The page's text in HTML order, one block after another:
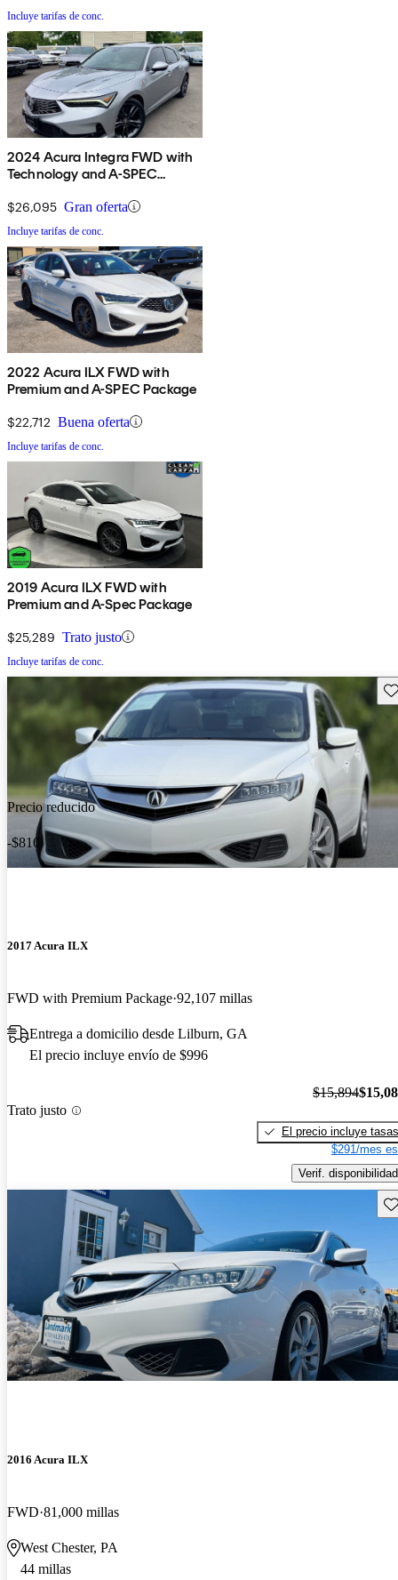
Incluye tarifas de conc.
2024 Acura Integra FWD with
Technology and A-SPEC
$26,095 Gran oferta
Incluye tarifas de conc.
2022 Acura ILX FWD with
Premium and A-SPEC Package
$22,712 Buena oferta
Incluye tarifas de conc.
2019 Acura ILX FWD with
Premium and A-Spec Package
$25,289 Trato justo
Incluye tarifas de conc.
Precio reducido
-$810
2017 Acura ILX
FWD with Premium Package 92,107 millas
Entrega a domicilio desde Lilburn, GA
El precio incluye envío de $996
Trato justo
$15,894
El precio incluye tasas
$291/mes
Verif. disponibilidad
2016 Acura ILX
FWD 81,000 millas
West Chester, PA
44 millas